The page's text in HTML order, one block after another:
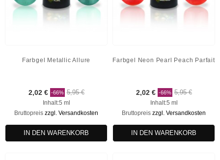
Farbgel Metallic Allure
2,02 € -66% 5,95 €
Inhalt:5 ml
Bruttopreis zzgl. Versandkosten
IN DEN WARENKORB
Farbgel Neon Pearl Peach Parfait
2,02 € -66% 5,95 €
Inhalt:5 ml
Bruttopreis zzgl. Versandkosten
IN DEN WARENKORB